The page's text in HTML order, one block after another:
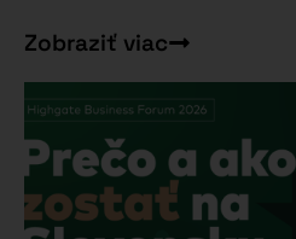
Zobraziť viac